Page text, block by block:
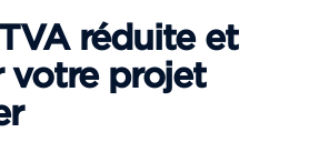
réduite et
votre projet